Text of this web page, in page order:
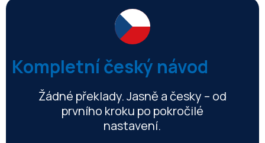
Kompletní český návod
Žádné překlady. Jasně a česky – od
prvního kroku po pokročilé
nastavení.